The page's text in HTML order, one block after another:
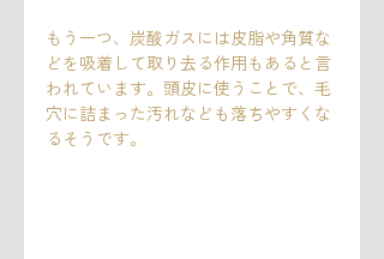
もう一つ、炭酸ガスには皮脂や角質な
どを吸着して取り去る作用もあると言
われています。頭皮に使うことで、毛
穴に詰まった汚れなども落ちやすくな
るそうです。